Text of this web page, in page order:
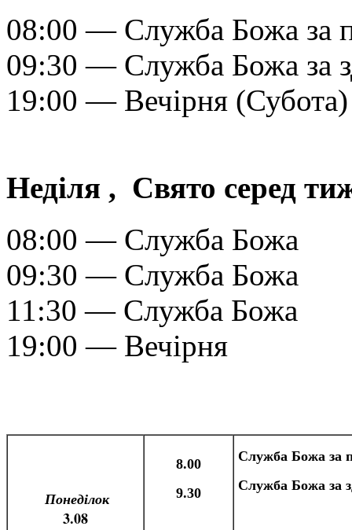
08:00 — Служба Божа за
09:30 — Служба Божа за
19:00 — Вечірня
Неділя , Свято серед
08:00 — Служба Божа
09:30 — Служба Божа
11:30 — Служба Божа
19:00 — Вечірня
Понеділок
3.08
8.00
9.30
Служба Божа за
Служба Божа за